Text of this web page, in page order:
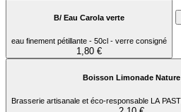
B/ Eau Carola verte
eau finement pétillante - 50cl - verre consigné
1,80 €
Boisson Limonade Nature
Brasserie artisanale et éco-responsable LA